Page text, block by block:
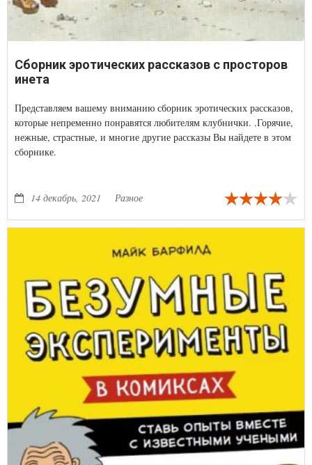
Сборник эротических рассказов с просторов
инета
Представляем вашему вниманию сборник эротических рассказов,
которые непременно понравятся любителям клубнички. .Горячие,
нежные, страстные, и многие другие рассказы Вы найдете в этом
сборнике.
14 декабрь, 2021 Разное